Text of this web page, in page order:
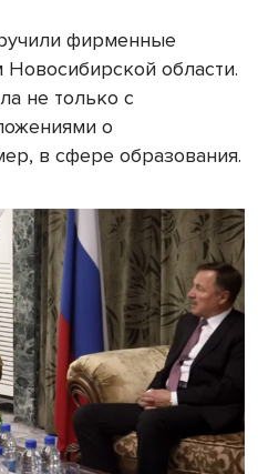
фирменные
области.
не только с
о
в сфере образования.